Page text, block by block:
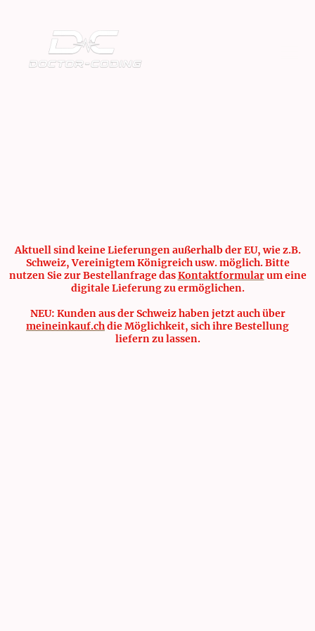
Aktuell sind keine Lieferungen außerhalb der EU, wie z.B.
Schweiz, Vereinigtem Königreich usw. möglich. Bitte
nutzen Sie zur Bestellanfrage dasKontaktformularum eine
digitale Lieferung zu ermöglichen.
NEU: Kunden aus der Schweiz haben jetzt auch über
meineinkauf.chdie Möglichkeit, sich ihre Bestellung
liefern zu lassen.